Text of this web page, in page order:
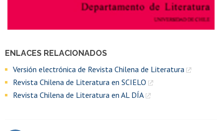
ENLACES RELACIONADOS
Versión electrónica de Revista Chilena de Literatura
Revista Chilena de Literatura en SCIELO
Revista Chilena de Literatura en AL DÍA